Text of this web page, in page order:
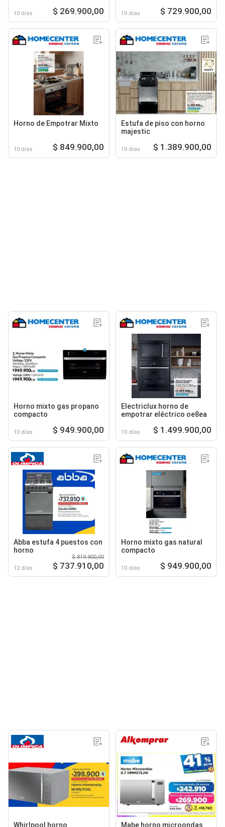
10 días $ 269.900,00 10 días $ 729.900,00
Horno de Empotrar Mixto
10 días $ 849.900,00
Estufa de piso con horno
majestic
10 días $ 1.389.900,00
Horno mixto gas propano
compacto
10 días $ 949.900,00
Electriclux horno de
empotrar eléctrico oe8ea
10 días $ 1.499.900,00
Abba estufa 4 puestos con
horno
12 días
$ 819.900,00
$ 737.910,00
Horno mixto gas natural
compacto
10 días $ 949.900,00
Whirlpool horno Mabe horno microondas